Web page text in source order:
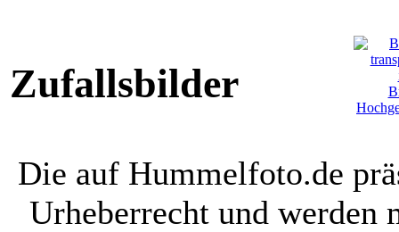
Zufallsbilder
Die auf Hummelfoto.de
Urheberrecht und werden